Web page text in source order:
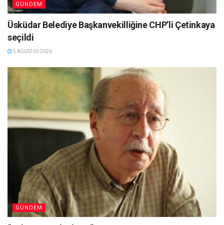
GÜNDEM
Üsküdar Belediye Başkanvekilliğine CHP’li Çetinkaya
seçildi
5 AĞUSTOS 2026
GÜNDEM